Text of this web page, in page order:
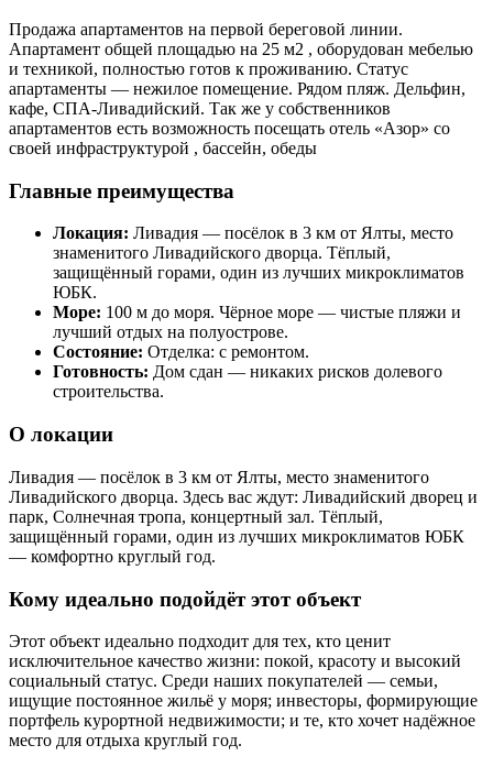
Продажа апартаментов на первой береговой линии.
Апартамент общей площадью на 25 м2 , оборудован мебелью
и техникой, полностью готов к проживанию. Статус
апартаменты — нежилое помещение. Рядом пляж. Дельфин,
кафе, СПА-Ливадийский. Так же у собственников
апартаментов есть возможность посещать отель «Азор» со
своей инфраструктурой , бассейн, обеды
Главные преимущества
Локация: Ливадия — посёлок в 3 км от Ялты, место
знаменитого Ливадийского дворца. Тёплый,
защищённый горами, один из лучших микроклиматов
ЮБК.
Море: 100 м до моря. Чёрное море — чистые пляжи и
лучший отдых на полуострове.
Состояние: Отделка: с ремонтом.
Готовность: Дом сдан — никаких рисков долевого
строительства.
О локации
Ливадия — посёлок в 3 км от Ялты, место знаменитого
Ливадийского дворца. Здесь вас ждут: Ливадийский дворец и
парк, Солнечная тропа, концертный зал. Тёплый,
защищённый горами, один из лучших микроклиматов ЮБК
— комфортно круглый год.
Кому идеально подойдёт этот объект
Этот объект идеально подходит для тех, кто ценит
исключительное качество жизни: покой, красоту и высокий
социальный статус. Среди наших покупателей — семьи,
ищущие постоянное жильё у моря; инвесторы, формирующие
портфель курортной недвижимости; и те, кто хочет надёжное
место для отдыха круглый год.